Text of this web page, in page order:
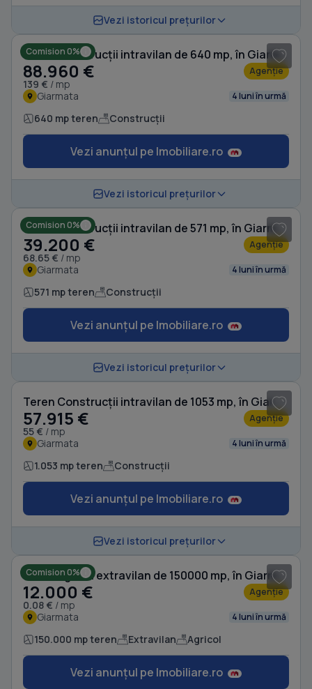
Vezi istoricul prețurilor
Comision 0% Teren Construcții intravilan de 640 mp, în Giarmata
88.960 €
139 € / mp
Agenție
Giarmata 4 luni în urmă
640 mp teren Construcții
Vezi anunțul pe Imobiliare.ro
Vezi istoricul prețurilor
Comision 0% Teren Construcții intravilan de 571 mp, în Giarmata
39.200 €
68.65 € / mp
Agenție
Giarmata 4 luni în urmă
571 mp teren Construcții
Vezi anunțul pe Imobiliare.ro
Vezi istoricul prețurilor
Teren Construcții intravilan de 1053 mp, în Giarmata
57.915 €
55 € / mp
Agenție
Giarmata 4 luni în urmă
1.053 mp teren Construcții
Vezi anunțul pe Imobiliare.ro
Vezi istoricul prețurilor
Comision 0% Teren agricol extravilan de 150000 mp, în Giarmata
12.000 €
0.08 € / mp
Agenție
Giarmata 4 luni în urmă
150.000 mp teren Extravilan Agricol
Vezi anunțul pe Imobiliare.ro